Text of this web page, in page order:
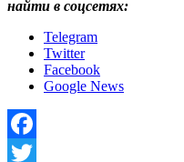
найти в соцсетях:
Telegram
Twitter
Facebook
Google News
Facebook